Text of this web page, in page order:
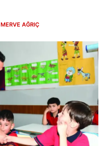
MERVE AĞRIÇ